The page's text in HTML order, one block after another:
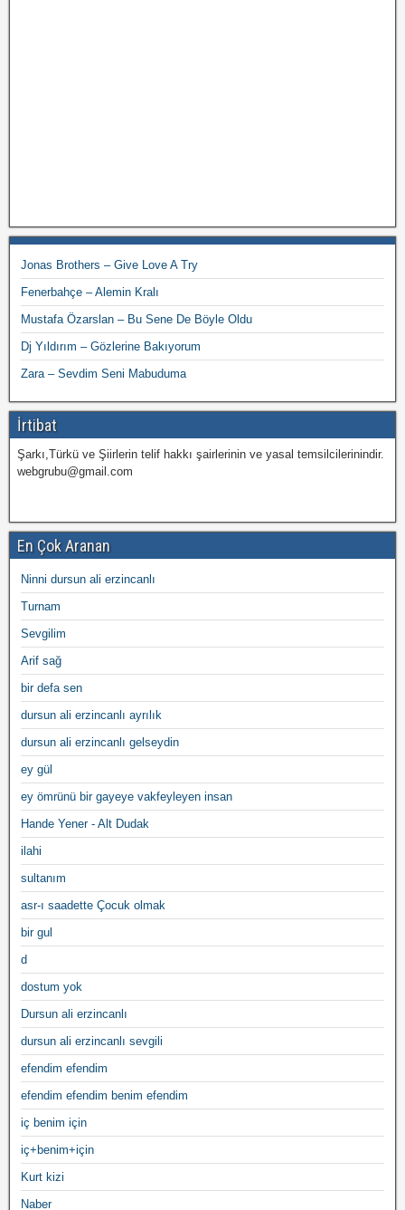
Jonas Brothers – Give Love A Try
Fenerbahçe – Alemin Kralı
Mustafa Özarslan – Bu Sene De Böyle Oldu
Dj Yıldırım – Gözlerine Bakıyorum
Zara – Sevdim Seni Mabuduma
İrtibat
Şarkı,Türkü ve Şiirlerin telif hakkı şairlerinin ve yasal temsilcilerinindir.
webgrubu@gmail.com
En Çok Aranan
Ninni dursun ali erzincanlı
Turnam
Sevgilim
Arif sağ
bir defa sen
dursun ali erzincanlı ayrılık
dursun ali erzincanlı gelseydin
ey gül
ey ömrünü bir gayeye vakfeyleyen insan
Hande Yener - Alt Dudak
ilahi
sultanım
asr-ı saadette Çocuk olmak
bir gul
d
dostum yok
Dursun ali erzincanlı
dursun ali erzincanlı sevgili
efendim efendim
efendim efendim benim efendim
iç benim için
iç+benim+için
Kurt kizi
Naber